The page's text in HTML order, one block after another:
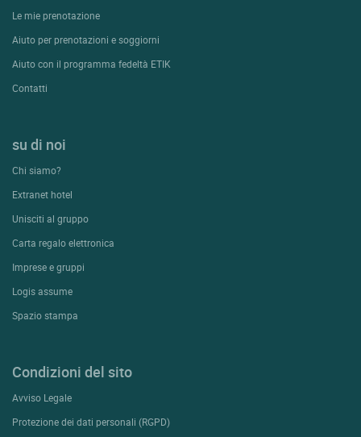
Le mie prenotazione
Aiuto per prenotazioni e soggiorni
Aiuto con il programma fedeltà ETIK
Contatti
su di noi
Chi siamo?
Extranet hotel
Unisciti al gruppo
Carta regalo elettronica
Imprese e gruppi
Logis assume
Spazio stampa
Condizioni del sito
Avviso Legale
Protezione dei dati personali (RGPD)